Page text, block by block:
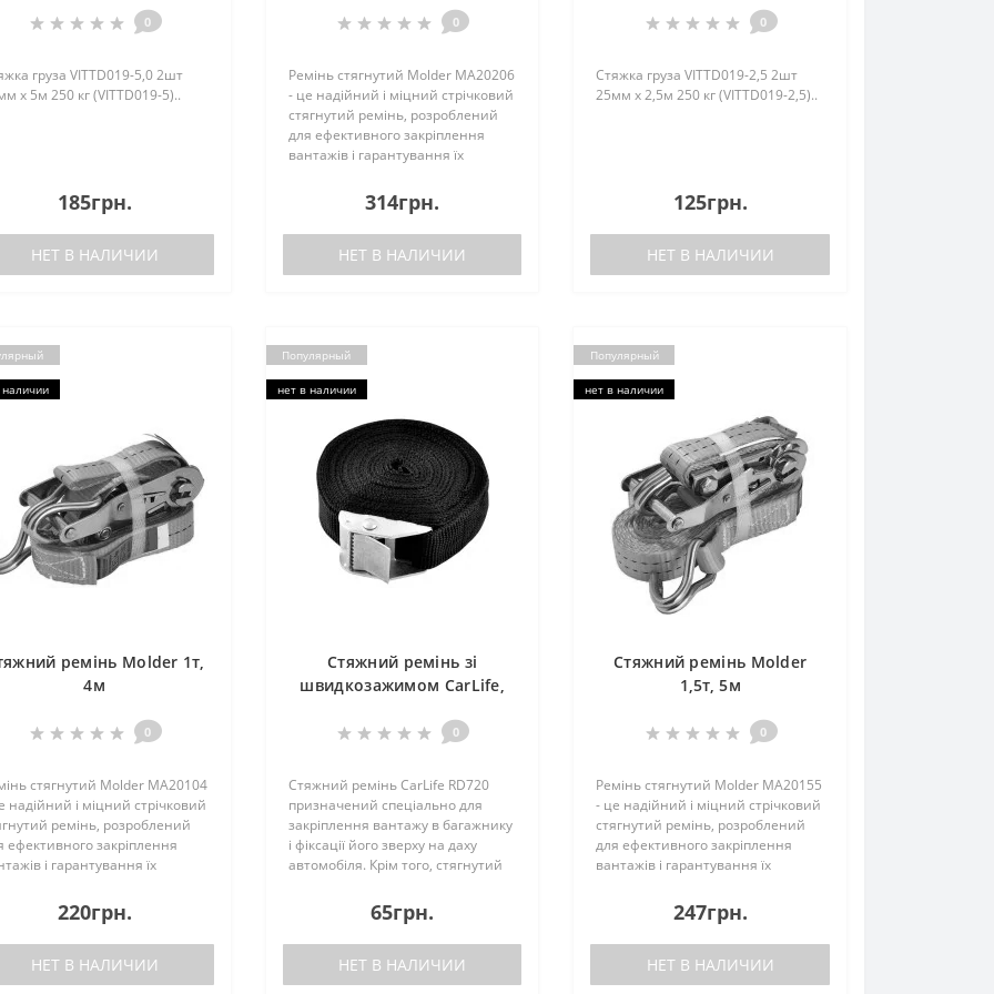
0
груза VITTD019-5,0 2шт
х 5м 250 кг (VITTD019-5)..
185грн.
НЕТ В НАЛИЧИИ
0
Ремінь стягнутий Molder MA20206
- це надійний і міцний стрічковий
стягнутий ремінь, розроблений
для ефективного закріплення
вантажів і гарантування їх
транспортування.Ремінь
виготовлено з високоміцного
поліестеру, який забезпечує
надійніст..
314грн.
НЕТ В НАЛИЧИИ
0
Стяжка груза VITTD019-2,5 2шт
25мм х 2,5м 250 кг (VITTD019-2,5)..
125грн.
НЕТ В НАЛИЧИИ
ремінь Molder 1т,
4м
0
стягнутий Molder MA20104
надійний і міцний стрічковий
ремінь, розроблений
ефективного закріплення
і гарантування їх
з високоміцного
який забезпечує
220грн.
НЕТ В НАЛИЧИИ
Популярный
нет в наличии
Стяжний ремінь зі
швидкозажимом CarLife,
0
Стяжний ремінь CarLife RD720
призначений спеціально для
закріплення вантажу в багажнику
і фіксації його зверху на даху
автомобіля. Крім того, стягнутий
побутових потребах для
закріплення або утримування
різних предметів..
65грн.
НЕТ В НАЛИЧИИ
Популярный
нет в наличии
Стяжний ремінь Molder
1,5т, 5м
0
Ремінь стягнутий Molder MA20155
- це надійний і міцний стрічковий
стягнутий ремінь, розроблений
для ефективного закріплення
вантажів і гарантування їх
транспортування.Ремінь
виготовлено з високоміцного
поліестеру, який забезпечує
надійніст..
247грн.
НЕТ В НАЛИЧИИ